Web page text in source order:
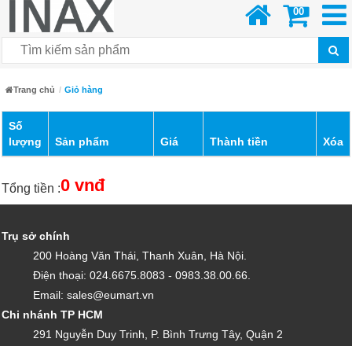
00
Trang chủ Giỏ hàng
Số
lượng
Sản phẩm Giá Thành tiền Xóa
Tổng tiền :0 vnđ
Trụ sở chính
200 Hoàng Văn Thái, Thanh Xuân, Hà Nội.
Điện thoại: 024.6675.8083 - 0983.38.00.66.
Email: sales@eumart.vn
Chi nhánh TP HCM
291 Nguyễn Duy Trinh, P. Bình Trưng Tây, Quận 2